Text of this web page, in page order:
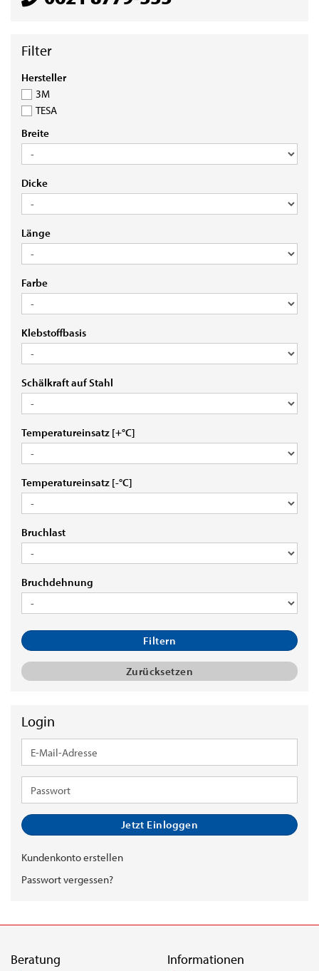
HERSTELLER
Hersteller
3M
TESA
BREITE
Breite
DICKE
Dicke
LÄNGE
Länge
FARBE
Farbe
KLEBSTOFFBASIS
Klebstoffbasis
SCHÄLKRAFT
AUF
STAHL
Schälkraft auf Stahl
TEMPERATUREINSATZ
[+
°C]
Temperatureinsatz [+°C]
TEMPERATUREINSATZ
[-
°C]
Temperatureinsatz [-°C]
BRUCHLAST
Bruchlast
BRUCHDEHNUNG
Bruchdehnung
Filtern
Zurücksetzen
Login
E-
Mail-
Passwort
Jetzt Einloggen
Kundenkonto erstellen
Passwort vergessen?
Beratung
Informationen